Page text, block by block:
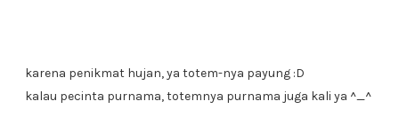
karena penikmat hujan, ya totem-nya payung :D
kalau pecinta purnama, totemnya purnama juga kali ya ^_^